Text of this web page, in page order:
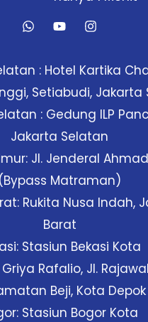
: Hotel Kartika
Setiabudi, Jakarta
: Gedung ILP
Jakarta Selatan
Jl. Jenderal
(Bypass Matraman)
Rukita Nusa Indah,
Barat
Stasiun Bekasi Kota
Rafalio, Jl.
Beji, Kota Depok
Stasiun Bogor Kota